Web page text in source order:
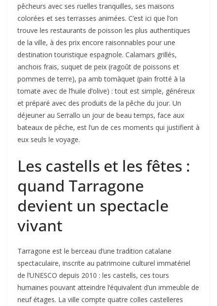
pêcheurs avec ses ruelles tranquilles, ses maisons
colorées et ses terrasses animées. C’est ici que l’on
trouve les restaurants de poisson les plus authentiques
de la ville, à des prix encore raisonnables pour une
destination touristique espagnole. Calamars grillés,
anchois frais, suquet de peix (ragoût de poissons et
pommes de terre), pa amb tomàquet (pain frotté à la
tomate avec de l’huile d’olive) : tout est simple, généreux
et préparé avec des produits de la pêche du jour. Un
déjeuner au Serrallo un jour de beau temps, face aux
bateaux de pêche, est l’un de ces moments qui justifient à
eux seuls le voyage.
Les castells et les fêtes :
quand Tarragone
devient un spectacle
vivant
Tarragone est le berceau d’une tradition catalane
spectaculaire, inscrite au patrimoine culturel immatériel
de l’UNESCO depuis 2010 : les castells, ces tours
humaines pouvant atteindre l’équivalent d’un immeuble de
neuf étages. La ville compte quatre colles castelleres